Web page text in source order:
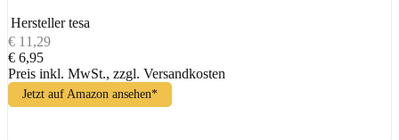
Hersteller tesa
€ 11,29
€ 6,95
Preis inkl. MwSt., zzgl. Versandkosten
Jetzt auf Amazon ansehen*